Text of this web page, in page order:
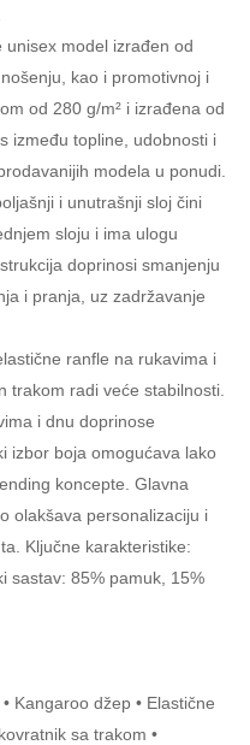
unisex model izrađen od
kao i promotivnoj i
od 280 g/m² i izrađena od
između topline, udobnosti i
modela u ponudi.
i unutrašnji sloj čini
sloju i ima ulogu
doprinosi smanjenju
i pranja, uz zadržavanje
ranfle na rukavima i
trakom radi veće stabilnosti.
i dnu doprinose
izbor boja omogućava lako
koncepte. Glavna
olakšava personalizaciju i
Ključne karakteristike:
sastav: 85% pamuk, 15%
Kangaroo džep • Elastične
sa trakom •